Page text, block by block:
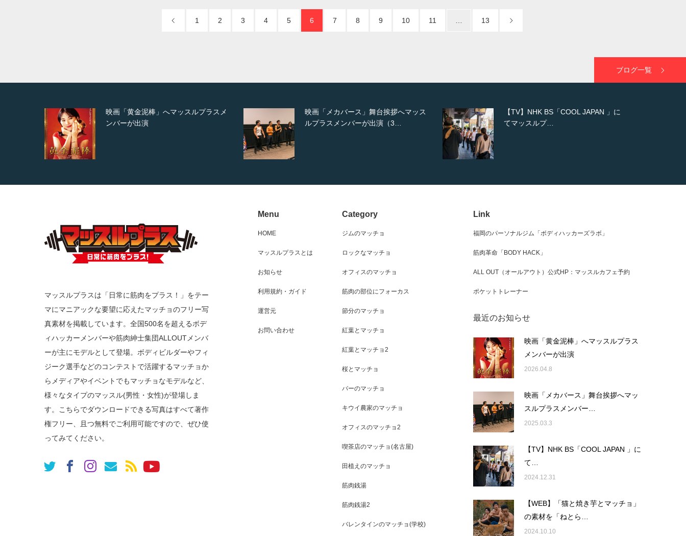
1 2 3 4 5 6 7 8 9 10 11 13
ブログ一覧
映画「メカバース」舞台挨拶へマッス
ルプラスメンバーが出演（3…
【TV】NHK BS「COOL JAPAN 」に
てマッスルプ…
【WEB】「猫と焼き芋とマッチョ」
の素材を「ねとらぼ」さんに…
マッスルプラスは「日常に筋肉をプラス！」をテー
マにマニアックな要望に応えたマッチョのフリー写
真素材を掲載しています。全国500名を超えるボデ
ィハッカーメンバーや筋肉紳士集団ALLOUTメンバ
ーが主にモデルとして登場。ボディビルダーやフィ
ジーク選手などのコンテストで活躍するマッチョか
らメディアやイベントでもマッチョなモデルなど、
様々なタイプのマッスル(男性・女性)が登場しま
す。こちらでダウンロードできる写真はすべて著作
権フリー、且つ無料でご利用可能ですので、ぜひ使
ってみてください。
Menu
HOME
マッスルプラスとは
お知らせ
利用規約・ガイド
運営元
お問い合わせ
Category
ジムのマッチョ
ロックなマッチョ
オフィスのマッチョ
筋肉の部位にフォーカス
節分のマッチョ
紅葉とマッチョ
紅葉とマッチョ2
桜とマッチョ
バーのマッチョ
キウイ農家のマッチョ
オフィスのマッチョ2
喫茶店のマッチョ(名古屋)
田植えのマッチョ
筋肉銭湯
筋肉銭湯2
バレンタインのマッチョ(学校)
Link
福岡のパーソナルジム「ボディハッカーズラボ」
筋肉革命「BODY HACK」
ALL OUT（オールアウト）公式HP：マッスルカフェ予約
ポケットトレーナー
最近のお知らせ
映画「黄金泥棒」へマッスルプラス
メンバーが出演
2026.04.8
映画「メカバース」舞台挨拶へマッ
スルプラスメンバー…
2025.03.3
【TV】NHK BS「COOL JAPAN 」に
て…
2024.12.31
【WEB】「猫と焼き芋とマッチョ」
の素材を「ねとら…
2024.10.10